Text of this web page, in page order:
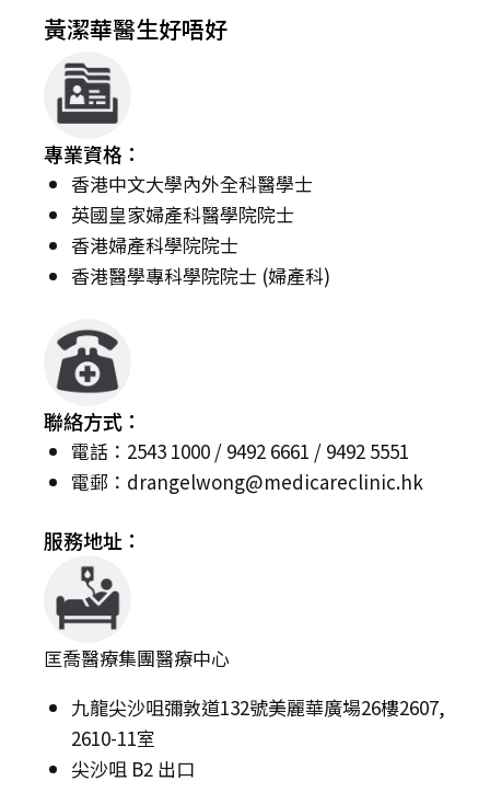
黃潔華醫生好唔好
專業資格：
香港中文大學內外全科醫學士
英國皇家婦產科醫學院院士
香港婦產科學院院士
香港醫學專科學院院士 (婦產科)
聯絡方式：
電話：2543 1000 / 9492 6661 / 9492 5551
電郵： drangelwong@medicareclinic.hk
服務地址：
匡喬醫療集團醫療中心
九龍尖沙咀彌敦道132號美麗華廣場26樓2607,
2610-11室
尖沙咀 B2 出口